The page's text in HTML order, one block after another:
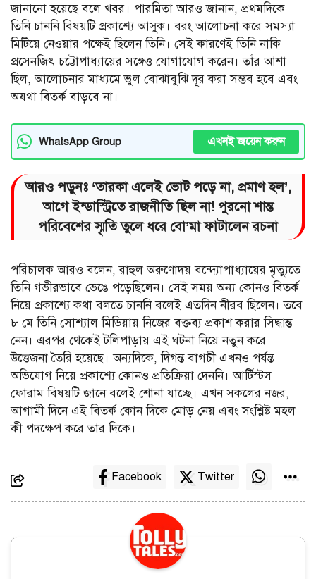
জানানো হয়েছে বলে খবর। পারমিতা আরও জানান, প্রথমদিকে
তিনি চাননি বিষয়টি প্রকাশ্যে আসুক। বরং আলোচনা করে সমস্যা
মিটিয়ে নেওয়ার পক্ষেই ছিলেন তিনি। সেই কারণেই তিনি নাকি
প্রসেনজিৎ চট্টোপাধ্যায়ের সঙ্গেও যোগাযোগ করেন। তাঁর আশা
ছিল, আলোচনার মাধ্যমে ভুল বোঝাবুঝি দূর করা সম্ভব হবে এবং
অযথা বিতর্ক বাড়বে না।
WhatsApp Group এখনই জয়েন করুন
আরও পড়ুনঃ ‘তারকা এলেই ভোট পড়ে না, প্রমাণ হল’,
আগে ইন্ডাস্ট্রিতে রাজনীতি ছিল না! পুরনো শান্ত
পরিবেশের স্মৃতি তুলে ধরে বো’মা ফাটালেন রচনা
পরিচালক আরও বলেন, রাহুল অরুণোদয় বন্দ্যোপাধ্যায়ের মৃত্যুতে
তিনি গভীরভাবে ভেঙে পড়েছিলেন। সেই সময় অন্য কোনও বিতর্ক
নিয়ে প্রকাশ্যে কথা বলতে চাননি বলেই এতদিন নীরব ছিলেন। তবে
৮ মে তিনি সোশ্যাল মিডিয়ায় নিজের বক্তব্য প্রকাশ করার সিদ্ধান্ত
নেন। এরপর থেকেই টলিপাড়ায় এই ঘটনা নিয়ে নতুন করে
উত্তেজনা তৈরি হয়েছে। অন্যদিকে, দিগন্ত বাগচী এখনও পর্যন্ত
অভিযোগ নিয়ে প্রকাশ্যে কোনও প্রতিক্রিয়া দেননি। আর্টিস্টস
ফোরাম বিষয়টি জানে বলেই শোনা যাচ্ছে। এখন সকলের নজর,
আগামী দিনে এই বিতর্ক কোন দিকে মোড় নেয় এবং সংশ্লিষ্ট মহল
কী পদক্ষেপ করে তার দিকে।
Facebook Twitter